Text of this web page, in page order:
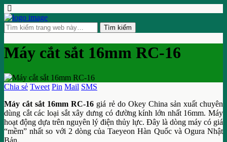
Máy cắt sắt 16mm RC-16
Chia sẻ Tweet Pin Mail SMS
Máy cắt sắt 16mm RC-16 giá rẻ do Okey China sản xuất chuyên
dùng cắt các loại sắt xây dưng có đường kính lớn nhất 16mm. Máy
hoạt động dựa trên nguyên lý điện thủy lực. Đây là dòng máy có giá
“mềm” nhất so với 2 dòng của Taeyeon Hàn Quốc và Ogura Nhật
Bản.